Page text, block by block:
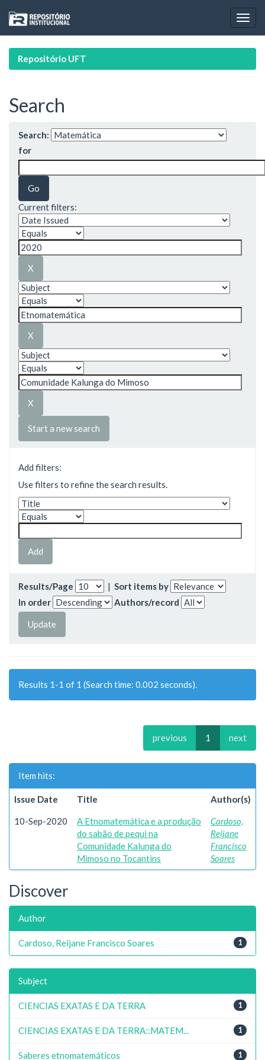
navigation
Repositório UFT
Search
Search:
for
Current filters:
Start a new search
Add filters:
Use filters to refine the search results.
Results/Page | Sort items by
In order
Authors/record
Results 1-1 of 1 (Search time: 0.002 seconds).
previous 1 next
Item hits:
Issue Date Title Author(s)
10-Sep-2020
A Etnomatemática e a produção
do sabão de pequi na
Comunidade Kalunga do
Mimoso no Tocantins
Cardoso,
Reijane
Francisco
Soares
Discover
Author
1
Cardoso, Reijane Francisco Soares
Subject
1
CIENCIAS EXATAS E DA TERRA
1
CIENCIAS EXATAS E DA TERRA::MATEM...
1
Saberes etnomatemáticos